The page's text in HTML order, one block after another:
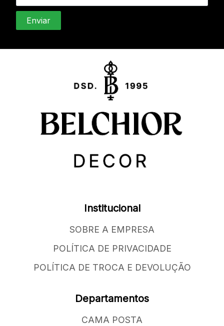
Institucional
SOBRE A EMPRESA
POLÍTICA DE PRIVACIDADE
POLÍTICA DE TROCA E DEVOLUÇÃO
Departamentos
CAMA POSTA